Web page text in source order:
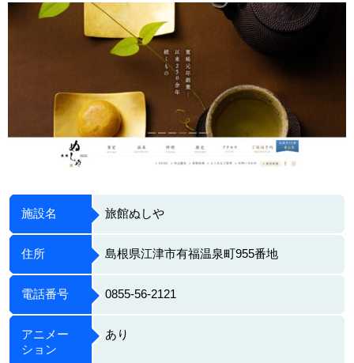
施設名 旅館ぬしや
住所 島根県江津市有福温泉町955番地
電話番号 0855-56-2121
アニメー
ション
あり